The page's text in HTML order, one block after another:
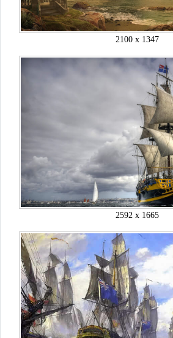
2100 x 1347
2592 x 1665